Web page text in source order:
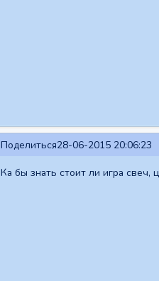
Поделиться28-06-2015 20:06:23
Ка бы знать стоит ли игра свеч,